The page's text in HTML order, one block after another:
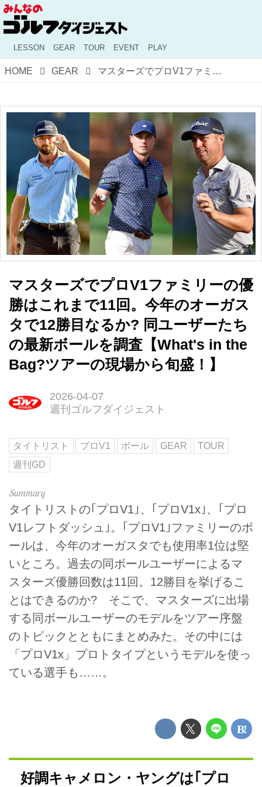
LESSON GEAR TOUR EVENT PLAY
HOME GEAR マスターズでプロV1ファミリーの優勝はこれまで11回。今年のオーガスタで12勝目なるか? 同ユーザーたちの最新ボールを調査【What's in the Bag?ツアーの現場から旬盛！】
マスターズでプロV1ファミリーの優
勝はこれまで11回。今年のオーガス
タで12勝目なるか? 同ユーザーたち
の最新ボールを調査【What's in the
Bag?ツアーの現場から旬盛！】
2026-04-07
週刊ゴルフダイジェスト
タイトリスト プロV1 ボール GEAR
TOUR
週刊GD
タイトリストの｢プロV1｣、｢プロV1x｣、｢プロ
V1レフトダッシュ｣。｢プロV1｣ファミリーのボ
ールは、今年のオーガスタでも使用率1位は堅
いところ。過去の同ボールユーザーによるマ
スターズ優勝回数は11回。12勝目を挙げるこ
とはできるのか? そこで、マスターズに出場
する同ボールユーザーのモデルをツアー序盤
のトピックとともにまとめみた。その中には
「プロV1x」プロトタイプというモデルを使っ
ている選手も……。
好調キャメロン・ヤングは｢プロ